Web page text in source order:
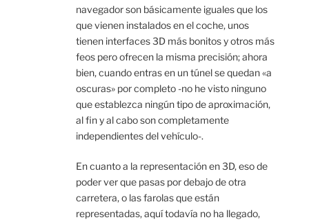
navegador son básicamente iguales que los
que vienen instalados en el coche, unos
tienen interfaces 3D más bonitos y otros más
feos pero ofrecen la misma precisión; ahora
bien, cuando entras en un túnel se quedan «a
oscuras» por completo -no he visto ninguno
que establezca ningún tipo de aproximación,
al fin y al cabo son completamente
independientes del vehículo-.
En cuanto a la representación en 3D, eso de
poder ver que pasas por debajo de otra
carretera, o las farolas que están
representadas, aquí todavía no ha llegado,